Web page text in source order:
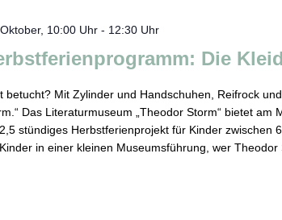
10:00 Uhr- 12:30 Uhr
Die
betucht? Mit Zylinder und Handschuhen, Reifrock
Das Literaturmuseum „Theodor Storm“ bietet
stündiges Herbstferienprojekt für Kinder zwischen
in einer kleinen Museumsführung, wer